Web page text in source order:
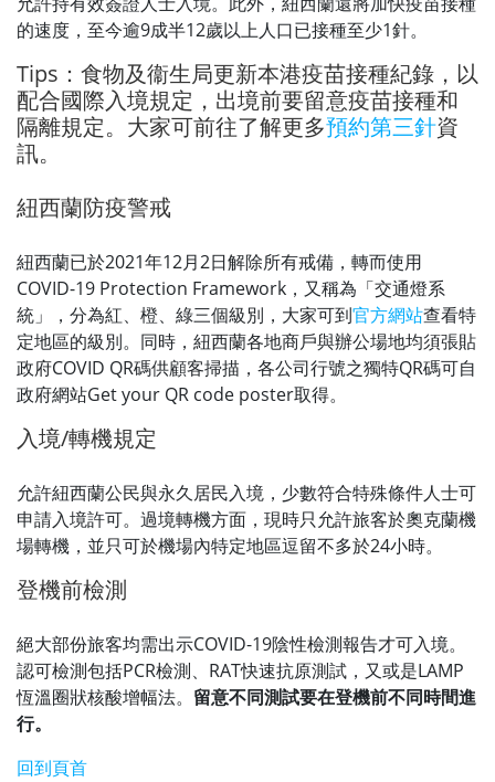
的速度，至今逾9成半12歲以上人口已接種至少1針。
Tips：食物及衞生局更新本港疫苗接種紀錄，以
配合國際入境規定，出境前要留意疫苗接種和
隔離規定。大家可前往了解更多預約第三針資
訊。
紐西蘭防疫警戒
紐西蘭已於2021年12月2日解除所有戒備，轉而使用
COVID-19 Protection Framework，又稱為「交通燈系
統」，分為紅、橙、綠三個級別，大家可到官方網站查看特
定地區的級別。同時，紐西蘭各地商戶與辦公場地均須張貼
政府COVID QR碼供顧客掃描，各公司行號之獨特QR碼可自
政府網站Get your QR code poster取得。
入境/轉機規定
允許紐西蘭公民與永久居民入境，少數符合特殊條件人士可
申請入境許可。過境轉機方面，現時只允許旅客於奧克蘭機
場轉機，並只可於機場內特定地區逗留不多於24小時。
登機前檢測
絕大部份旅客均需出示COVID-19陰性檢測報告才可入境。
認可檢測包括PCR檢測、RAT快速抗原測試，又或是LAMP
恆溫圈狀核酸增幅法。 留意不同測試要在登機前不同時間進
行。
回到頁首